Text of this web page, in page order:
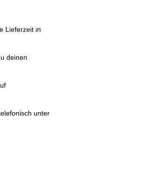
Lieferzeit in
deinen
unter